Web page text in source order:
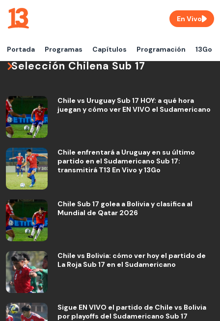
Portada Programas Capítulos Programación 13Go
En Vivo
Selección Chilena Sub 17
Chile vs Uruguay Sub 17 HOY: a qué hora
juegan y cómo ver EN VIVO el Sudamericano
Chile enfrentará a Uruguay en su último
partido en el Sudamericano Sub 17:
transmitirá T13 En Vivo y 13Go
Chile Sub 17 golea a Bolivia y clasifica al
Mundial de Qatar 2026
Chile vs Bolivia: cómo ver hoy el partido de
La Roja Sub 17 en el Sudamericano
Sigue EN VIVO el partido de Chile vs Bolivia
por playoffs del Sudamericano Sub 17